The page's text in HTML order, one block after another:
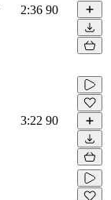
2:36 90
3:22 90